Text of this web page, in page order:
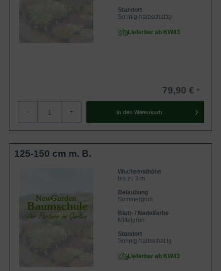
Standort
Sonnig-halbschattig
Lieferbar ab KW43
79,90 €
- + In den Warenkorb
125-150 cm m. B.
Wuchsendhöhe
bis zu 3 m
Belaubung
Sommergrün
Blatt- / Nadelfarbe
Mittelgrün
Standort
Sonnig-halbschattig
Lieferbar ab KW43